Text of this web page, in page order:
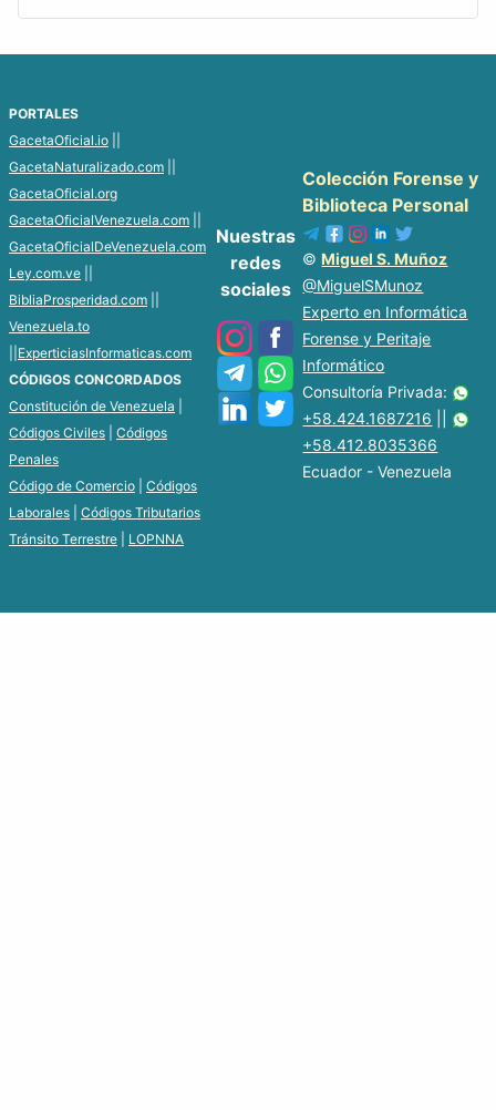
PORTALES
GacetaOficial.io
GacetaNaturalizado.com
GacetaOficial.org
GacetaOficialVenezuela.com
GacetaOficialDeVenezuela.com
Ley.com.ve
BibliaProsperidad.com
Venezuela.to
ExperticiasInformaticas.com
CÓDIGOS CONCORDADOS
Constitución de Venezuela
Códigos Civiles
Códigos
Penales
Código de Comercio
Códigos
Laborales
Códigos Tributarios
Tránsito Terrestre
LOPNNA
Nuestras
redes
sociales
Colección Forense y
Biblioteca Personal
©Miguel S. Muñoz
@MiguelSMunoz
Experto en Informática
Forense y Peritaje
Informático
Consultoría Privada:
+58.424.1687216
+58.412.8035366
Ecuador - Venezuela